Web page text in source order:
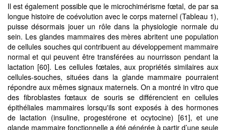
Il est également possible que le microchimérisme fœtal, de par sa
longue histoire de coévolution avec le corps maternel (Tableau 1),
puisse désormais jouer un rôle dans la physiologie normale du
sein. Les glandes mammaires des mères abritent une population
de cellules souches qui contribuent au développement mammaire
normal et qui peuvent être transférées au nourrisson pendant la
lactation [60]. Les cellules fœtales, aux propriétés similaires aux
cellules-souches, situées dans la glande mammaire pourraient
répondre aux mêmes signaux maternels. On a montré in vitro que
des fibroblastes fœtaux de souris se différencient en cellules
épithéliales mammaires lorsqu'ils sont exposés à des hormones
de lactation (insuline, progestérone et ocytocine) [61], et une
glande mammaire fonctionnelle a été générée à partir d’une seule